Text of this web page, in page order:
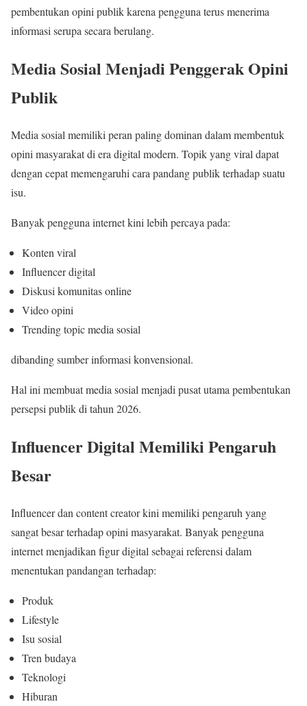
pembentukan opini publik karena pengguna terus menerima
informasi serupa secara berulang.
Media Sosial Menjadi Penggerak Opini
Publik
Media sosial memiliki peran paling dominan dalam membentuk
opini masyarakat di era digital modern. Topik yang viral dapat
dengan cepat memengaruhi cara pandang publik terhadap suatu
isu.
Banyak pengguna internet kini lebih percaya pada:
Konten viral
Influencer digital
Diskusi komunitas online
Video opini
Trending topic media sosial
dibanding sumber informasi konvensional.
Hal ini membuat media sosial menjadi pusat utama pembentukan
persepsi publik di tahun 2026.
Influencer Digital Memiliki Pengaruh
Besar
Influencer dan content creator kini memiliki pengaruh yang
sangat besar terhadap opini masyarakat. Banyak pengguna
internet menjadikan figur digital sebagai referensi dalam
menentukan pandangan terhadap:
Produk
Lifestyle
Isu sosial
Tren budaya
Teknologi
Hiburan